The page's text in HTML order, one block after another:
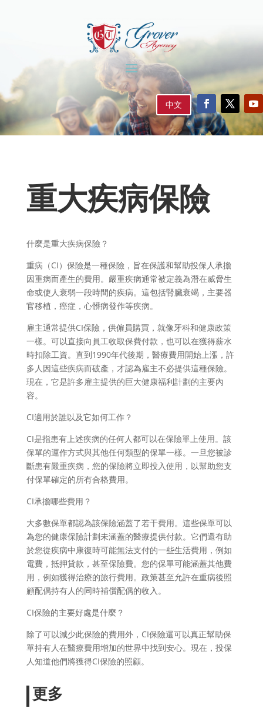
中文
重大疾病保險
什麼是重大疾病保險？
重病（CI）保險是一種保險，旨在保護和幫助投保人承擔
因重病而產生的費用。嚴重疾病通常被定義為潛在威脅生
命或使人衰弱一段時間的疾病。這包括腎臟衰竭，主要器
官移植，癌症，心髒病發作等疾病。
雇主通常提供CI保險，供僱員購買，就像牙科和健康政策
一樣。可以直接向員工收取保費付款，也可以在獲得薪水
時扣除工資。直到1990年代後期，醫療費用開始上漲，許
多人因這些疾病而破產，才認為雇主不必提供這種保險。
現在，它是許多雇主提供的巨大健康福利計劃的主要內
容。
CI適用於誰以及它如何工作？
CI是指患有上述疾病的任何人都可以在保險單上使用。該
保單的運作方式與其他任何類型的保單一樣。一旦您被診
斷患有嚴重疾病，您的保險將立即投入使用，以幫助您支
付保單確定的所有合格費用。
CI承擔哪些費用？
大多數保單都認為該保險涵蓋了若干費用。這些保單可以
為您的健康保險計劃未涵蓋的醫療提供付款。它們還有助
於您從疾病中康復時可能無法支付的一些生活費用，例如
電費，抵押貸款，甚至保險費。您的保單可能涵蓋其他費
用，例如獲得治療的旅行費用。政策甚至允許在重病後照
顧配偶持有人的同時補償配偶的收入。
CI保險的主要好處是什麼？
除了可以減少此保險的費用外，CI保險還可以真正幫助保
單持有人在醫療費用增加的世界中找到安心。現在，投保
人知道他們將獲得CI保險的照顧。
更多